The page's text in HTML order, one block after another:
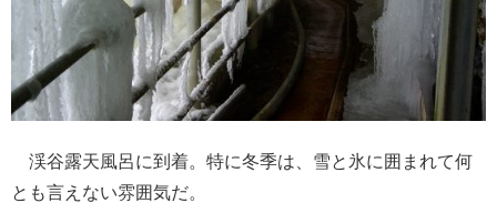
渓谷露天風呂に到着。特に冬季は、雪と氷に囲まれて何
とも言えない雰囲気だ。